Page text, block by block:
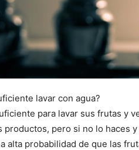
lavar con agua?
para lavar sus frutas y
productos, pero si no lo haces
alta probabilidad de que las